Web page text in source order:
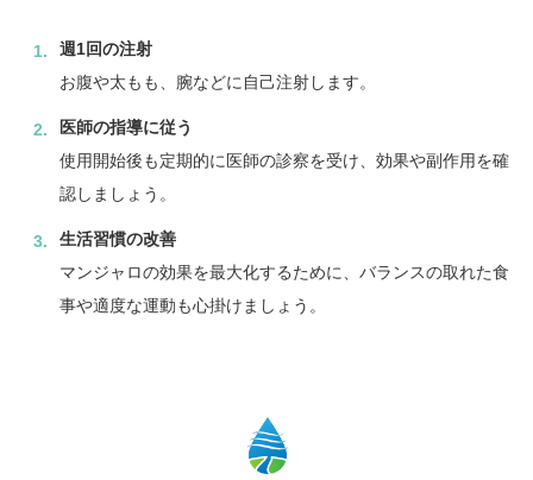
週1回の注射
お腹や太もも、腕などに自己注射します。
医師の指導に従う
使用開始後も定期的に医師の診察を受け、効果や副作用を確
認しましょう。
生活習慣の改善
マンジャロの効果を最大化するために、バランスの取れた食
事や適度な運動も心掛けましょう。